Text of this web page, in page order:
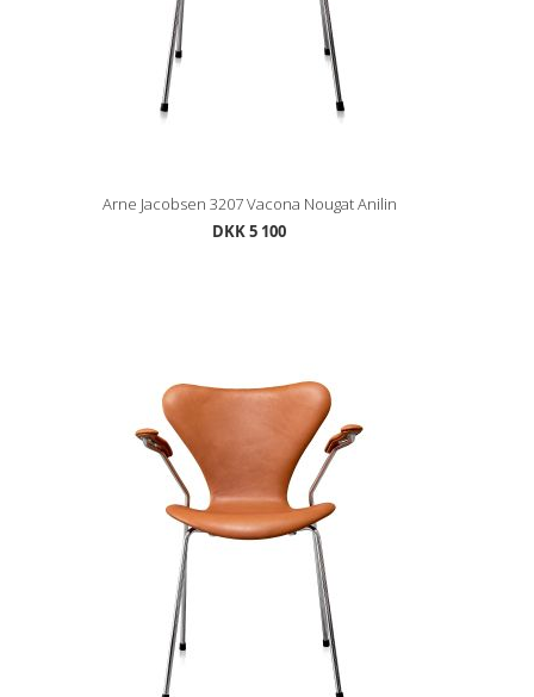
Arne Jacobsen 3207 Vacona Nougat Anilin
DKK 5 100